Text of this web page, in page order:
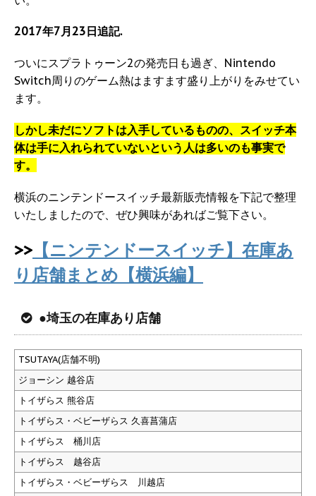
2017年7月23日追記.
ついにスプラトゥーン2の発売日も過ぎ、Nintendo
Switch周りのゲーム熱はますます盛り上がりをみせてい
ます。
しかし未だにソフトは入手しているものの、スイッチ本
体は手に入れられていないという人は多いのも事実で
す。
横浜のニンテンドースイッチ最新販売情報を下記で整理
いたしましたので、ぜひ興味があればご覧下さい。
>> 【ニンテンドースイッチ】在庫あ
り店舗まとめ【横浜編】
●埼玉の在庫あり店舗
TSUTAYA(店舗不明)
ジョーシン 越谷店
トイザらス 熊谷店
トイザらス・ベビーザらス 久喜菖蒲店
トイザらス 桶川店
トイザらス 越谷店
トイザらス・ベビーザらス 川越店